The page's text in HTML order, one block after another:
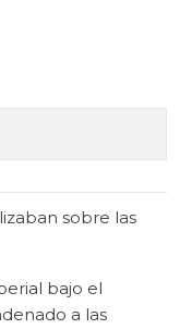
sobre las
bajo el
a las